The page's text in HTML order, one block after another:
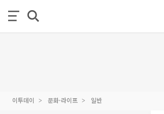
이투데이 문화·라이프 일반